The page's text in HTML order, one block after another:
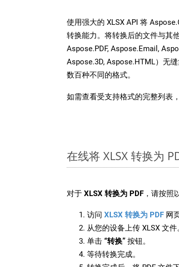
使用强大的 XLSX API 将
转换能力。将转换后的文件与其
Aspose.PDF, Aspose.Email,
Aspose.3D, Aspose.HTML）无
数百种不同的格式。
如需查看受支持格式的完整列表
在线将 XLSX 转换为
对于 XLSX 转换为 PDF ，请按照
访问 XLSX 转换为 PDF 网
从您的设备上传 XLSX 文件
单击 “转换” 按钮。
等待转换完成。